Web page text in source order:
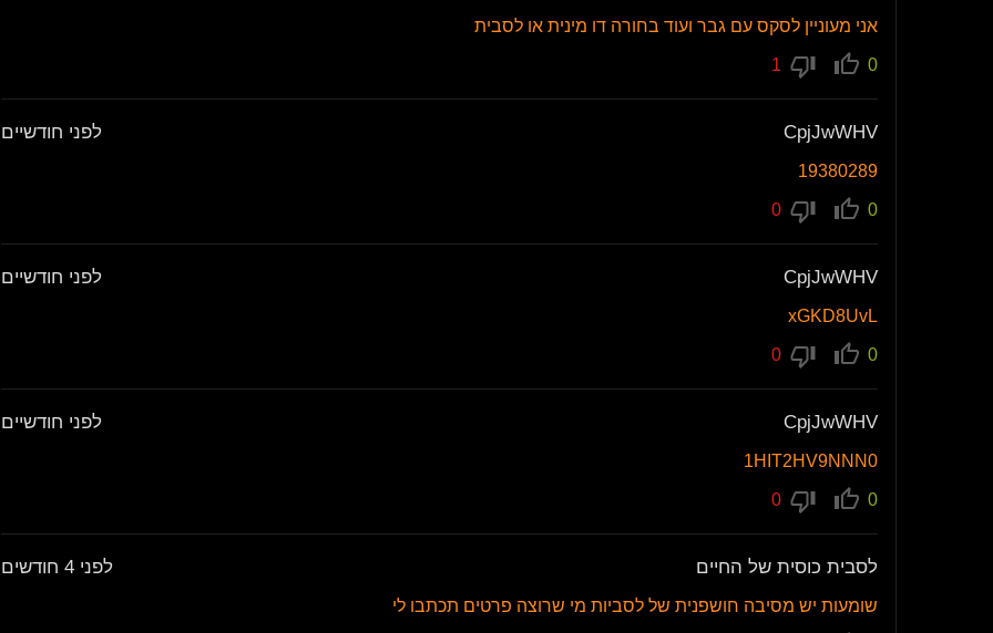
אני מעוניין לסקס עם גבר ועוד בחורה דו מינית או לסבית
0
CpjJwWHV לפני חודשיים
19380289
0
CpjJwWHV לפני חודשיים
xGKD8UvL
0
CpjJwWHV לפני חודשיים
1HIT2HV9NNN0
0
לסבית כוסית של החיים לפני 4 חודשים
שומעות יש מסיבה חושפנית של לסביות מי שרוצה פרטים תכתבו לי